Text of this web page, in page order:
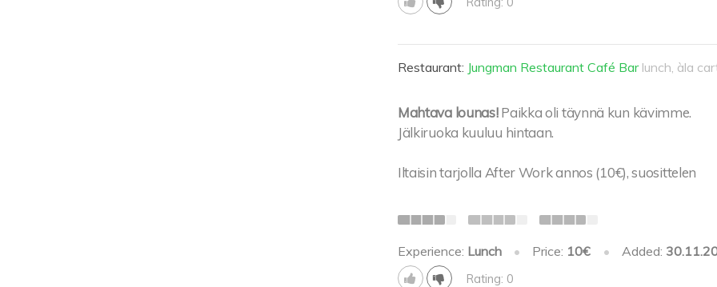
Restaurant: Jungman Restaurant Café Bar lunch, àla
Mahtava lounas! Paikka oli täynnä kun kävimme.
Jälkiruoka kuuluu hintaan.
Iltaisin tarjolla After Work annos (10€), suosittelen
Experience: Lunch • Price: 10€ • Added:
Rating: 0